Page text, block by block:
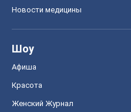
Новости медицины
Шоу
Афиша
Красота
Женский Журнал